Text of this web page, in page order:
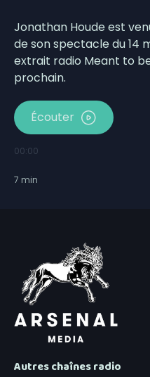
Jonathan Houde est
de son spectacle du 14
extrait radio Meant to
prochain.
Écouter
00:00
7 min
Autres chaînes radio